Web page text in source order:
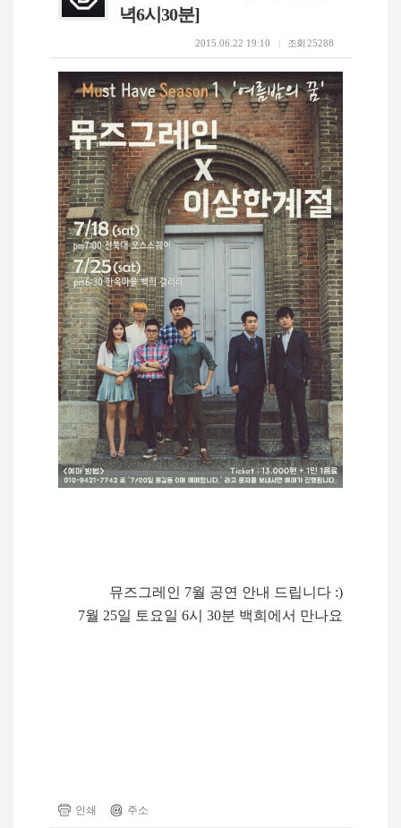
녁6시30분]
조회25288
2015.06.22 19:10
뮤즈그레인 7월 공연 안내 드립니다 :)
7월 25일 토요일 6시 30분 백희에서 만나요
인쇄 주소